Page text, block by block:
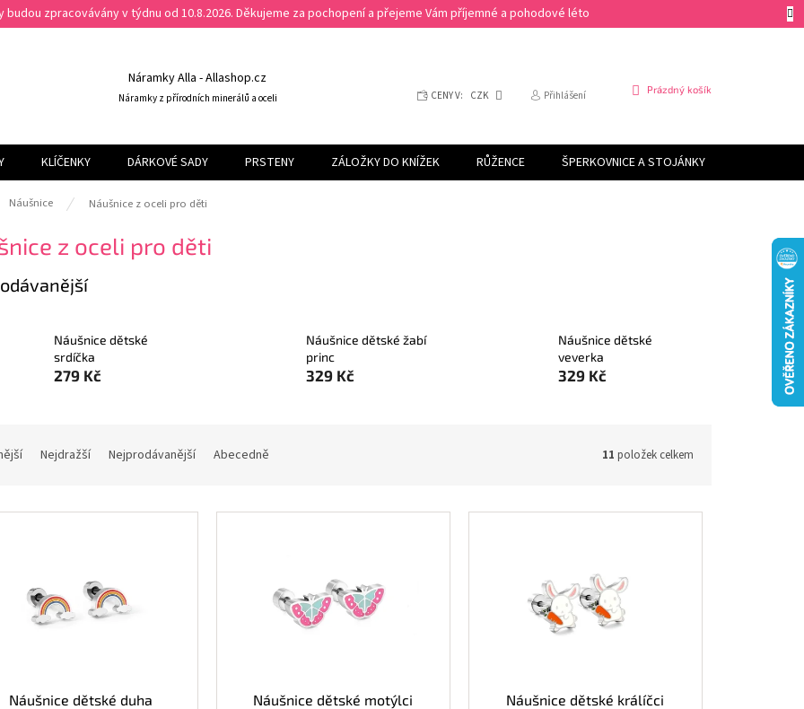
budou zpracovávány v týdnu od 10.8.2026. Děkujeme za pochopení a přejeme Vám příjemné a pohodové léto
CENY V: CZK Přihlášení
Náramky Alla - Allashop.cz
Náramky z přírodních minerálů a oceli
NÁKUPNÍ
Prázdný košík
KLÍČENKY DÁRKOVÉ SADY PRSTENY ZÁLOŽKY DO KNÍŽEK RŮŽENCE ŠPERKOVNICE A STOJÁNKY
Náušnice Náušnice z oceli pro děti
z oceli pro děti
Náušnice dětské
srdíčka
279 Kč
Náušnice dětské žabí
princ
329 Kč
Náušnice dětské
veverka
329 Kč
Nejdražší Nejprodávanější Abecedně 11 položek celkem
Náušnice dětské duha Náušnice dětské motýlci Náušnice dětské králíčci